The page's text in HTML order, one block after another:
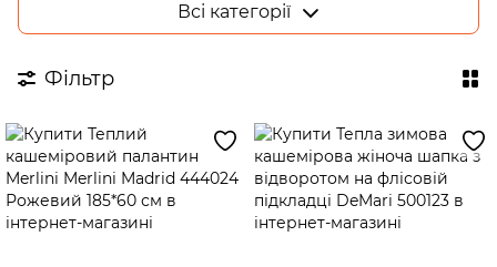
костюми
Ділові костюми
Штани Домашній одяг
Всі категорії
Фільтр